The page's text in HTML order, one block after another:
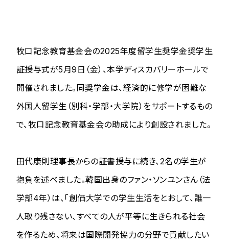
牧口記念教育基金会の2025年度留学生奨学金奨学生
証授与式が5月9日（金）、本学ディスカバリーホールで
開催されました。同奨学金は、経済的に修学が困難な
外国人留学生（別科・学部・大学院）をサポートするもの
で、牧口記念教育基金会の助成により創設されました。
田代康則理事長からの証書授与に続き、2名の学生が
抱負を述べました。韓国出身のファン・ソンユンさん（法
学部4年）は、「創価大学での学生生活をとおして、誰一
人取り残さない、すべての人が平等に生きられる社会
を作るため、将来は国際開発協力の分野で貢献したい